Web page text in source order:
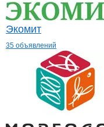
Экомит
35 объявлений